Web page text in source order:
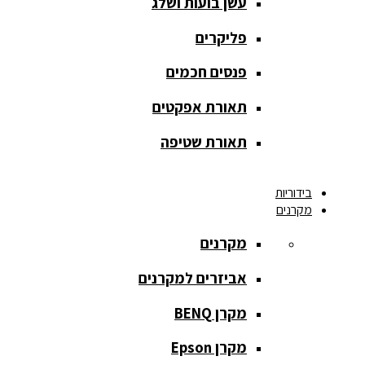
מסך הקרנה
roll up
מסך הקרנה
חצובה
ידני
מסך הקרנה
מסך הקרנה
קבוע
פליקרים
פנסים חכמים
תאורת אפקטים
תאורת שטיפה
בידוריות
מקרנים
מקרנים
אביזרים למקרנים
מקרן BENQ
מקרן Epson